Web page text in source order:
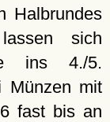
Halbrundes
sich
ins 4./5.
Münzen mit
fast bis an